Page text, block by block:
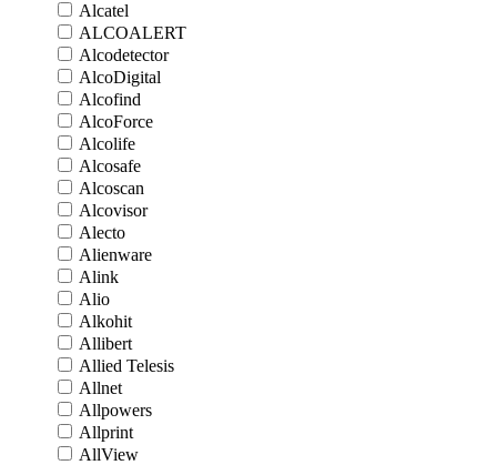
Alcatel
ALCOALERT
Alcodetector
AlcoDigital
Alcofind
AlcoForce
Alcolife
Alcosafe
Alcoscan
Alcovisor
Alecto
Alienware
Alink
Alio
Alkohit
Allibert
Allied Telesis
Allnet
Allpowers
Allprint
AllView